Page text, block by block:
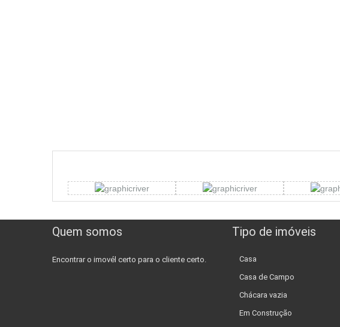
Quem somos
Encontrar o imovél certo para o cliente certo.
Tipo de imóveis
Casa
Casa de Campo
Chácara vazia
Em Construção